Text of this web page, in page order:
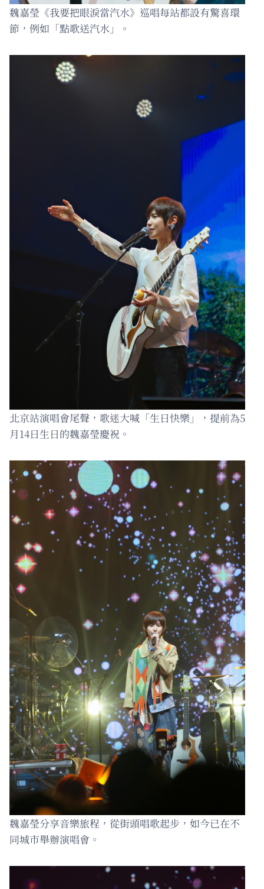
魏嘉瑩《我要把眼淚當汽水》巡唱每站都設有驚喜環
節，例如「點歌送汽水」。
北京站演唱會尾聲，歌迷大喊「生日快樂」，提前為5
月14日生日的魏嘉瑩慶祝。
魏嘉瑩分享音樂旅程，從街頭唱歌起步，如今已在不
同城市舉辦演唱會。